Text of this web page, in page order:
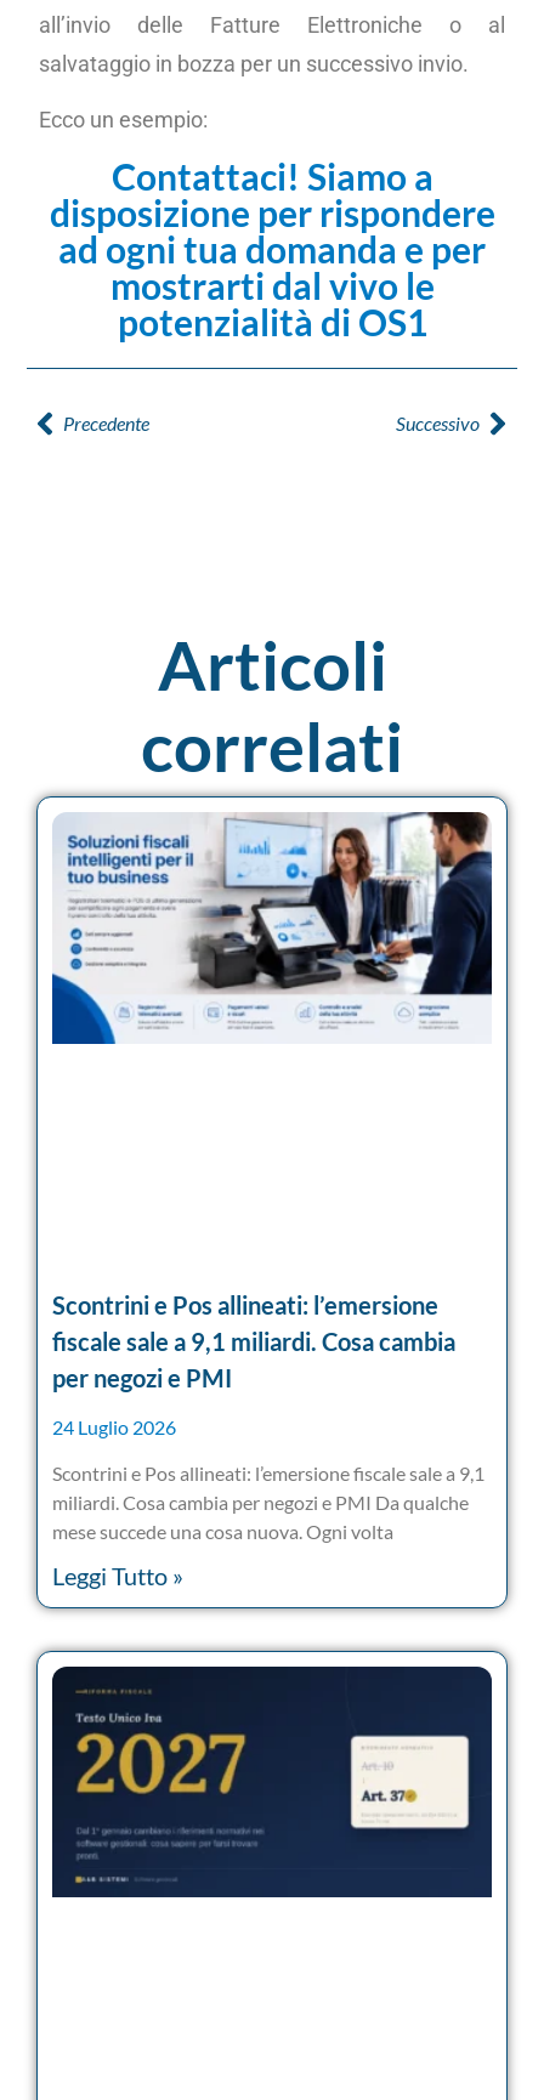
all’invio delle Fatture Elettroniche o al
salvataggio in bozza per un successivo invio.
Ecco un esempio:
Contattaci! Siamo a
disposizione per rispondere
ad ogni tua domanda e per
mostrarti dal vivo le
potenzialità di OS1
Precedente Successivo
Articoli
correlati
Scontrini e Pos allineati: l’emersione
fiscale sale a 9,1 miliardi. Cosa cambia
per negozi e PMI
24 Luglio 2026
Scontrini e Pos allineati: l’emersione fiscale sale a 9,1
miliardi. Cosa cambia per negozi e PMI Da qualche
mese succede una cosa nuova. Ogni volta
Leggi Tutto »